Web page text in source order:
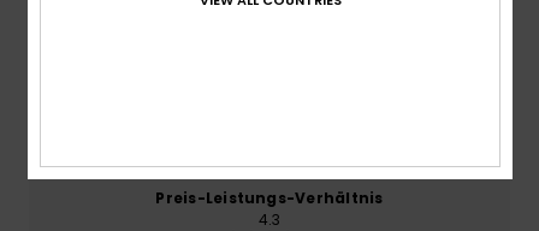
Preis-Leistungs-Verhältnis
4.3